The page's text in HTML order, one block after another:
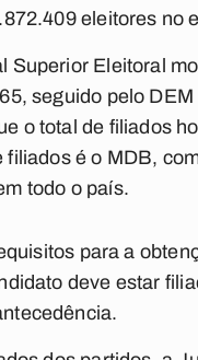
eleitores no
Superior Eleitoral
seguido pelo
o total de filiados
é o MDB,
todo o país.
para a
deve estar